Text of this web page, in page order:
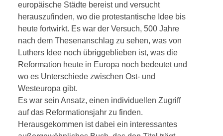
europäische Städte bereist und versucht
herauszufinden, wo die protestantische Idee bis
heute fortwirkt. Es war der Versuch, 500 Jahre
nach dem Thesenanschlag zu sehen, was von
Luthers Idee noch übriggeblieben ist, was die
Reformation heute in Europa noch bedeutet und
wo es Unterschiede zwischen Ost- und
Westeuropa gibt.
Es war sein Ansatz, einen individuellen Zugriff
auf das Reformationsjahr zu finden.
Herausgekommen ist dabei ein interessantes